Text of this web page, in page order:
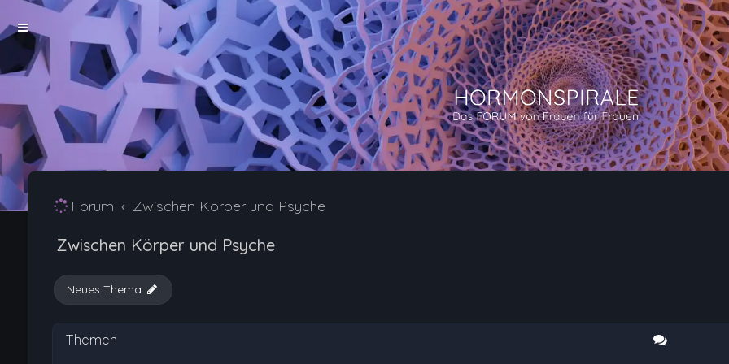
Forum Zwischen Körper und Psyche
Zwischen Körper und Psyche
Neues Thema
Themen